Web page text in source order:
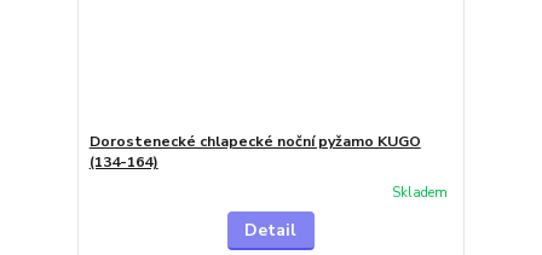
Dorostenecké chlapecké noční pyžamo KUGO
(134-164)
Skladem
Detail